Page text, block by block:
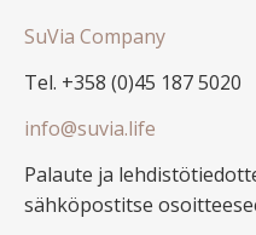
SuVia Company
Tel. +358 (0)45 187 5020
info@suvia.life
Palaute ja
sähköpostitse